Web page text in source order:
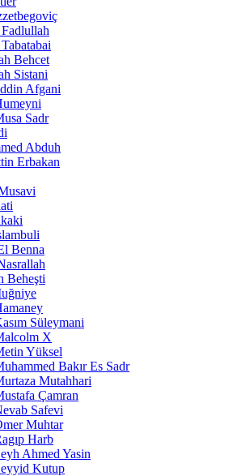
Behcet
Sistani
Afgani
Sadr
Abduh
Erbakan
Benna
Beheşti
Süleymani
X
Yüksel
Bakır Es Sadr
Mutahhari
Çamran
Safevi
Muhtar
Harb
Ahmed Yasin
Kutup